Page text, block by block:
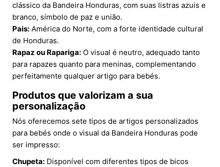
clássico da Bandeira Honduras, com suas listras azuis e
branco, símbolo de paz e união.
Pais: América do Norte, com a forte identidade cultural
de Honduras.
Rapaz ou Rapariga: O visual é neutro, adequado tanto
para rapazes quanto para meninas, complementando
perfeitamente qualquer artigo para bebés.
Produtos que valorizam a sua
personalização
Nós oferecemos sete tipos de artigos personalizados
para bebés onde o visual da Bandeira Honduras pode
ser impresso:
Chupeta: Disponível com diferentes tipos de bicos